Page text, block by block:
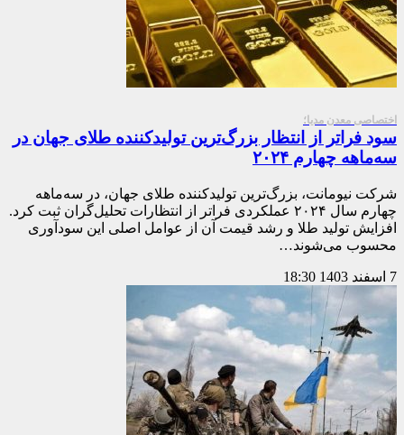
اختصاصی معدن مدیا؛
سود فراتر از انتظار بزرگ‌ترین تولیدکننده طلای جهان در
سه‌ماهه چهارم ۲۰۲۴
شرکت نیومانت، بزرگ‌ترین تولیدکننده طلای جهان، در سه‌ماهه
چهارم سال ۲۰۲۴ عملکردی فراتر از انتظارات تحلیل‌گران ثبت کرد.
افزایش تولید طلا و رشد قیمت آن از عوامل اصلی این سودآوری
محسوب می‌شوند…
7 اسفند 1403 18:30